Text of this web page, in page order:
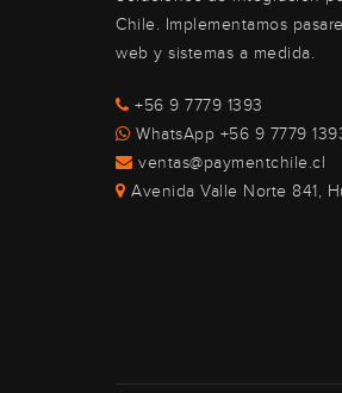
Chile. Implementamos
web y sistemas a medida.
+56 9 7779 1393
WhatsApp +56 9 7779
ventas@paymentchile.cl
Avenida Valle Norte 841,